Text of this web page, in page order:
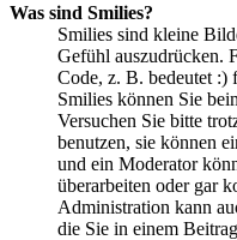
Was sind Smilies?
Smilies sind kleine
Gefühl auszudrücken.
Code, z. B. bedeutet
Smilies können Sie
Versuchen Sie bitte
benutzen, sie können
und ein Moderator
überarbeiten oder gar
Administration kann
die Sie in einem